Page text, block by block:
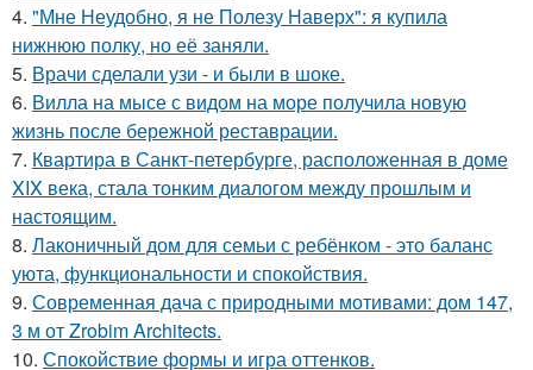
4. "Мне Неудобно, я не Полезу Наверх": я купила
нижнюю полку, но её заняли.
5. Врачи сделали узи - и были в шоке.
6. Вилла на мысе с видом на море получила новую
жизнь после бережной реставрации.
7. Квартира в Санкт-петербурге, расположенная в доме
XIX века, стала тонким диалогом между прошлым и
настоящим.
8. Лаконичный дом для семьи с ребёнком - это баланс
уюта, функциональности и спокойствия.
9. Современная дача с природными мотивами: дом 147,
3 м от Zrobim Architects.
10. Спокойствие формы и игра оттенков.